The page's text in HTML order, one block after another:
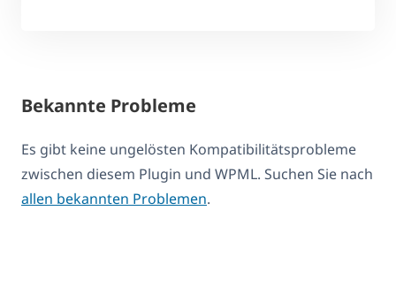
Bekannte Probleme
Es gibt keine ungelösten Kompatibilitätsprobleme
zwischen diesem Plugin und WPML. Suchen Sie nach
allen bekannten Problemen.